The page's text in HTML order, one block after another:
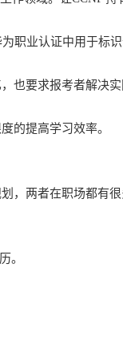
业认证中用于标
要求报考者解决
的提高学习效率。
两者在职场都有很
。